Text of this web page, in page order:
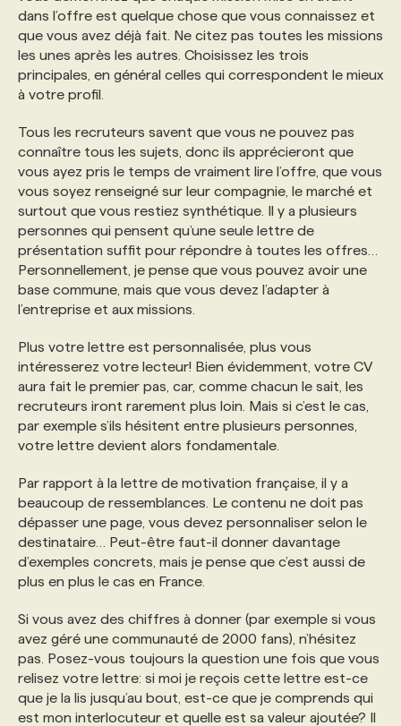
dans l’offre est quelque chose que vous connaissez et
que vous avez déjà fait. Ne citez pas toutes les missions
les unes après les autres. Choisissez les trois
principales, en général celles qui correspondent le mieux
à votre profil.
Tous les recruteurs savent que vous ne pouvez pas
connaître tous les sujets, donc ils apprécieront que
vous ayez pris le temps de vraiment lire l’offre, que vous
vous soyez renseigné sur leur compagnie, le marché et
surtout que vous restiez synthétique. Il y a plusieurs
personnes qui pensent qu’une seule lettre de
présentation suffit pour répondre à toutes les offres…
Personnellement, je pense que vous pouvez avoir une
base commune, mais que vous devez l’adapter à
l’entreprise et aux missions.
Plus votre lettre est personnalisée, plus vous
intéresserez votre lecteur! Bien évidemment, votre CV
aura fait le premier pas, car, comme chacun le sait, les
recruteurs iront rarement plus loin. Mais si c’est le cas,
par exemple s’ils hésitent entre plusieurs personnes,
votre lettre devient alors fondamentale.
Par rapport à la lettre de motivation française, il y a
beaucoup de ressemblances. Le contenu ne doit pas
dépasser une page, vous devez personnaliser selon le
destinataire… Peut-être faut-il donner davantage
d’exemples concrets, mais je pense que c’est aussi de
plus en plus le cas en France.
Si vous avez des chiffres à donner (par exemple si vous
avez géré une communauté de 2000 fans), n’hésitez
pas. Posez-vous toujours la question une fois que vous
relisez votre lettre: si moi je reçois cette lettre est-ce
que je la lis jusqu’au bout, est-ce que je comprends qui
est mon interlocuteur et quelle est sa valeur ajoutée? Il